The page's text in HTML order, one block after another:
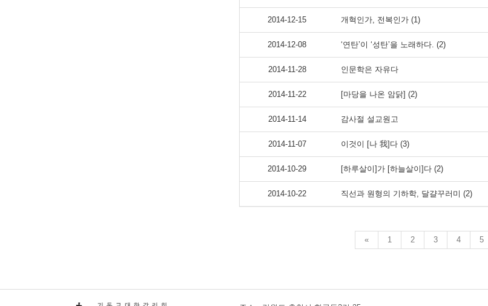
2014-12-15 개혁인가, 전복인가 (1)
2014-12-08 ‘연탄’이 ‘성탄’을 노래하다. (2)
2014-11-28 인문학은 자유다
2014-11-22 [마당을 나온 암닭] (2)
2014-11-14 감사절 설교원고
2014-11-07 이것이 [나 我]다 (3)
2014-10-29 [하루살이]가 [하늘살이]다 (2)
2014-10-22 직선과 원형의 기하학, 달걀꾸러미 (2)
« 1 2 3 4 5